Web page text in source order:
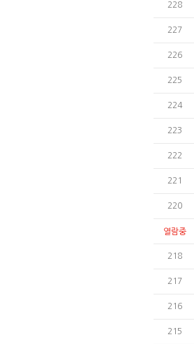
228
227
226
225
224
223
222
221
220
열람중
218
217
216
215